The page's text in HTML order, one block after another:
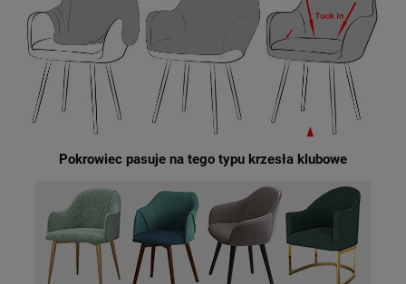
Pokrowiec pasuje na tego typu krzesła klubowe